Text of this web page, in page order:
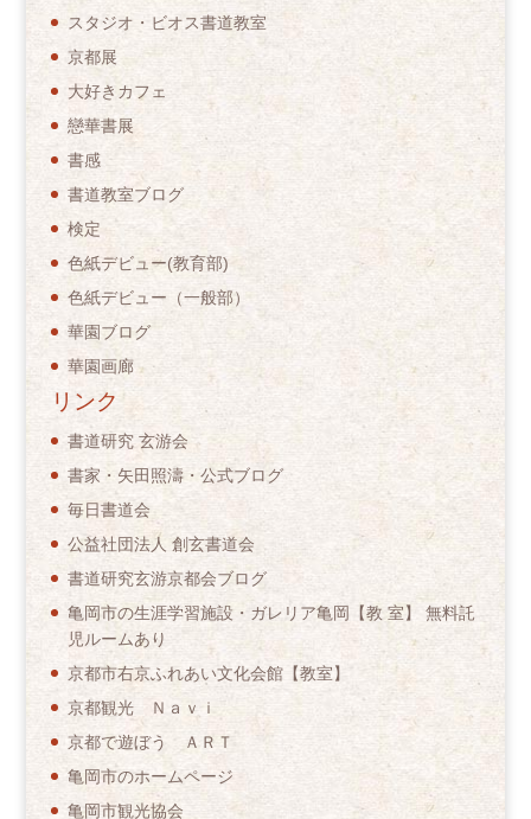
スタジオ・ビオス書道教室
京都展
大好きカフェ
戀華書展
書感
書道教室ブログ
検定
色紙デビュー(教育部)
色紙デビュー（一般部）
華園ブログ
華園画廊
リンク
書道研究 玄游会
書家・矢田照濤・公式ブログ
毎日書道会
公益社団法人 創玄書道会
書道研究玄游京都会ブログ
亀岡市の生涯学習施設・ガレリア亀岡【教 室】 無料託
児ルームあり
京都市右京ふれあい文化会館【教室】
京都観光 Ｎａｖｉ
京都で遊ぼう ＡＲＴ
亀岡市のホームページ
亀岡市観光協会